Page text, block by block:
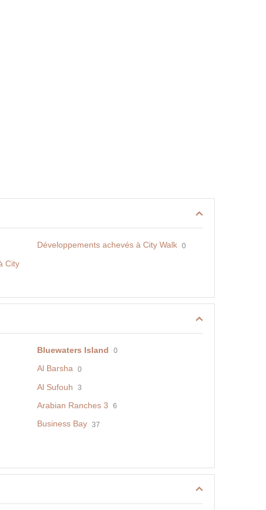
Développements achevés à City Walk 0
City
Bluewaters Island 0
Al Barsha 0
Al Sufouh 3
Arabian Ranches 3 6
Business Bay 37